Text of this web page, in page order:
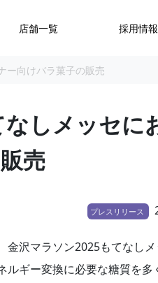
店舗一覧 採用情報
ー向けバラ菓子の販売
しメッセに
売
プレスリリース
沢マラソン2025もてなしメ
ルギー変換に必要な糖質を多